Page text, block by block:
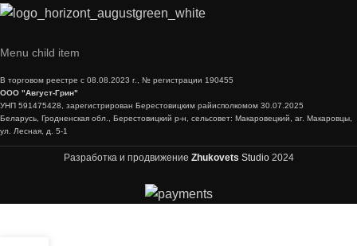
Menu child item
В торговом реестре с 08.08.2023 г., № регистрации 190455
ООО "Август-Грин"
УНП 591475428, зарегистрирован Берестовицким райисполкомом 30.07.2025
Беларусь, Гродненская обл., Берестовицкий р-н, сельсовет: Макаровецкий, аг. Макаровцы,
ул. Лесная, д. 5-1
Разработка и продвижение Zhukovets Studio 2024